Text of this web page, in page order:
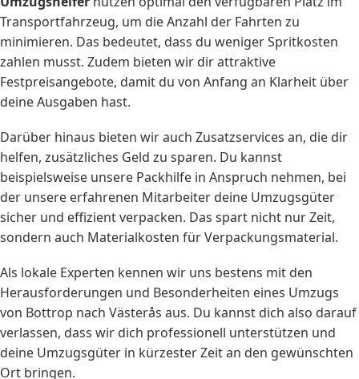
Transportfahrzeug, um die Anzahl der Fahrten zu
minimieren. Das bedeutet, dass du weniger Spritkosten
zahlen musst. Zudem bieten wir dir attraktive
Festpreisangebote, damit du von Anfang an Klarheit über
deine Ausgaben hast.
Darüber hinaus bieten wir auch Zusatzservices an, die dir
helfen, zusätzliches Geld zu sparen. Du kannst
beispielsweise unsere Packhilfe in Anspruch nehmen, bei
der unsere erfahrenen Mitarbeiter deine Umzugsgüter
sicher und effizient verpacken. Das spart nicht nur Zeit,
sondern auch Materialkosten für Verpackungsmaterial.
Als lokale Experten kennen wir uns bestens mit den
Herausforderungen und Besonderheiten eines Umzugs
von Bottrop nach Västerås aus. Du kannst dich also darauf
verlassen, dass wir dich professionell unterstützen und
deine Umzugsgüter in kürzester Zeit an den gewünschten
Ort bringen.